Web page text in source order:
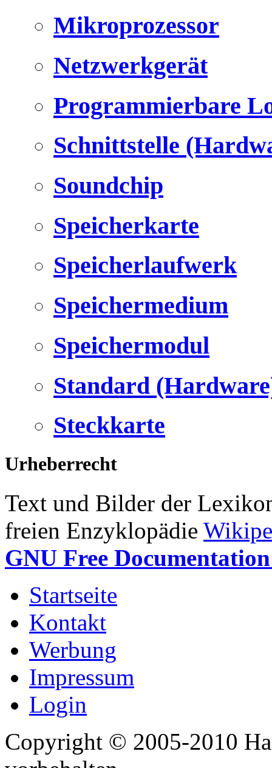
Mikroprozessor
Netzwerkgerät
Programmierbare
Schnittstelle
Soundchip
Speicherkarte
Speicherlaufwerk
Speichermedium
Speichermodul
Standard
Steckkarte
Urheberrecht
Text und Bilder der
freien Enzyklopädie
GNU Free
Startseite
Kontakt
Werbung
Impressum
Login
Copyright © 2005-2010